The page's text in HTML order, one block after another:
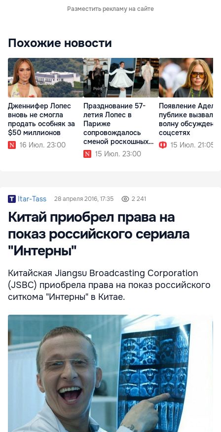
Разместить рекламу на сайте
Похожие новости
Дженнифер Лопес
вновь не смогла
продать особняк за
$50 миллионов
16 Июл. 23:00
Празднование 57-
летия Лопес в
Париже
сопровождалось
сменой роскошных
образов
15 Июл. 23:00
Появление Адель
публике вызвало
волну
соцсетях
15 Июл. 21:05
Itar-Tass 28 апреля 2016, 17:35 2 241
Китай приобрел права на
показ российского сериала
"Интерны"
Китайская Jiangsu Broadcasting Corporation
(JSBC) приобрела права на показ российского
ситкома "Интерны" в Китае.